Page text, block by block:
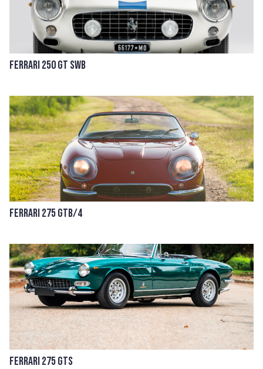
Ferrari 250 GT SWB
Ferrari 275 GTB/4
Ferrari 275 GTS